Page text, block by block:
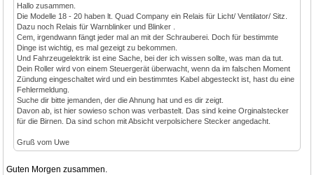
Hallo zusammen.
Die Modelle 18 - 20 haben lt. Quad Company ein Relais für Licht/ Ventilator/ Sitz.
Dazu noch Relais für Warnblinker und Blinker .
Cem, irgendwann fängt jeder mal an mit der Schrauberei. Doch für bestimmte
Dinge ist wichtig, es mal gezeigt zu bekommen.
Und Fahrzeugelektrik ist eine Sache, bei der ich wissen sollte, was man da tut.
Dein Roller wird von einem Steuergerät überwacht, wenn da im falschen Moment
Zündung eingeschaltet wird und ein bestimmtes Kabel abgesteckt ist, hast du eine
Fehlermeldung.
Suche dir bitte jemanden, der die Ahnung hat und es dir zeigt.
Davon ab, ist hier sowieso schon was verbastelt. Das sind keine Orginalstecker
für die Birnen. Da sind schon mit Absicht verpolsichere Stecker angedacht.
Gruß vom Uwe
Guten Morgen zusammen.